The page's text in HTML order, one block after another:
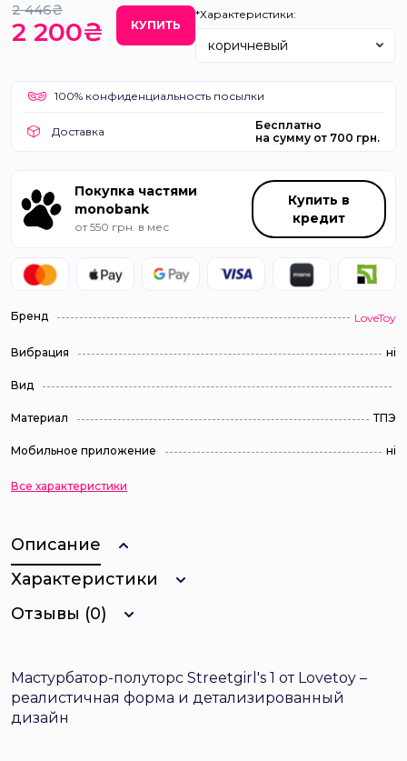
2 446₴
2 200₴ КУПИТЬ
*Характеристики:
коричневый
100% конфиденциальность посылки
Доставка
Бесплатно
на сумму от 700 грн.
Покупка частями
monobank
от 550 грн. в мес
Купить в
кредит
Бренд LoveToy
Вибрация ні
Вид
Материал ТПЭ
Мобильное приложение ні
Все характеристики
Описание
Характеристики
Отзывы (0)
Мастурбатор-полуторс Streetgirl's 1 от Lovetoy –
реалистичная форма и детализированный
дизайн